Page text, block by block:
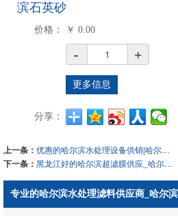
滨石英砂
价格： ￥ 0.00
- +
更多信息
分享：
上一条： 优惠的哈尔滨水处理设备供销|哈尔滨纯水净化厂家
下一条： 黑龙江好的哈尔滨超滤膜供应_哈尔滨反渗透膜
专业的哈尔滨水处理滤料供应商_哈尔